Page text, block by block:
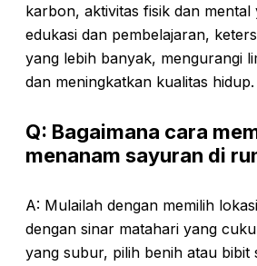
karbon, aktivitas fisik dan mental
edukasi dan pembelajaran,
yang lebih banyak, mengurangi
dan meningkatkan kualitas hidup.
Q: Bagaimana cara
menanam sayuran di
A: Mulailah dengan memilih
dengan sinar matahari yang
yang subur, pilih benih atau bibit